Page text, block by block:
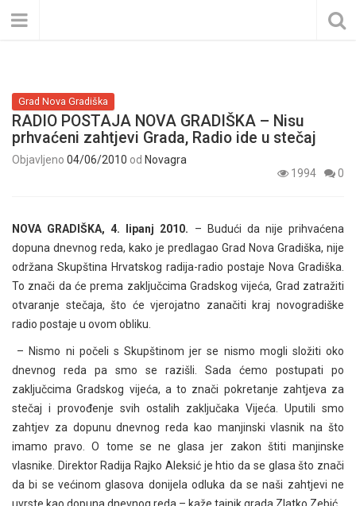
Grad Nova Gradiška
RADIO POSTAJA NOVA GRADIŠKA – Nisu
prhvaćeni zahtjevi Grada, Radio ide u stečaj
Objavljeno 04/06/2010 od Novagra
1994
0
NOVA GRADIŠKA, 4. lipanj 2010. – Budući da nije prihvaćena
dopuna dnevnog reda, kako je predlagao Grad Nova Gradiška, nije
održana Skupština Hrvatskog radija-radio postaje Nova Gradiška.
To znači da će prema zaključcima Gradskog vijeća, Grad zatražiti
otvaranje stečaja, što će vjerojatno zanačiti kraj novogradiške
radio postaje u ovom obliku.
– Nismo ni počeli s Skupštinom jer se nismo mogli složiti oko
dnevnog reda pa smo se razišli. Sada ćemo postupati po
zaključcima Gradskog vijeća, a to znači pokretanje zahtjeva za
stečaj i provođenje svih ostalih zaključaka Vijeća. Uputili smo
zahtjev za dopunu dnevnog reda kao manjinski vlasnik na što
imamo pravo. O tome se ne glasa jer zakon štiti manjinske
vlasnike. Direktor Radija Rajko Aleksić je htio da se glasa što znači
da bi se većinom glasova donijela odluka da se naši zahtjevi ne